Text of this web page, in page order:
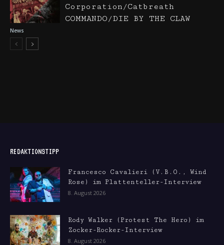
News
Corporation/Catbreath
COMMANDO/DIE BY THE CLAW
REDAKTIONSTIPP
Francesco Cavalieri (V.B.O., Wind
Rose) im Plattenteller-Interview
8. August 2026
Rody Walker (Protest The Hero) im
Zocker-Rocker-Interview
8. August 2026